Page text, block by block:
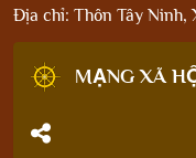
Địa chỉ: Thôn Tây Ninh,
MẠNG XÃ